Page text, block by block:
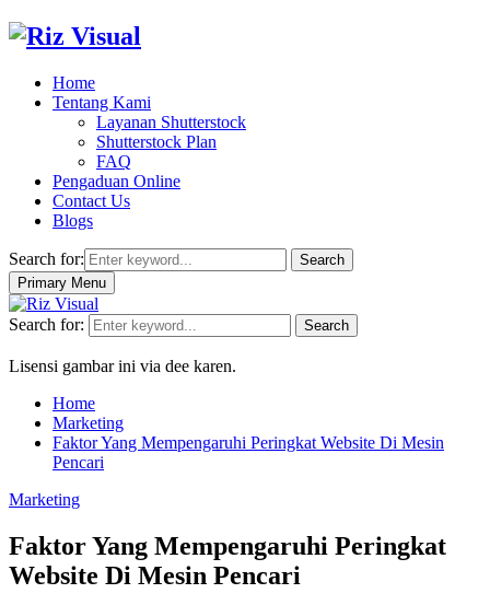
Home
Tentang Kami
Layanan Shutterstock
Shutterstock Plan
FAQ
Pengaduan Online
Contact Us
Blogs
Search for:
Search
Primary Menu
Search for: Search
Lisensi gambar ini via dee karen.
Home
Marketing
Faktor Yang Mempengaruhi Peringkat Website Di Mesin
Pencari
Marketing
Faktor Yang Mempengaruhi Peringkat
Website Di Mesin Pencari